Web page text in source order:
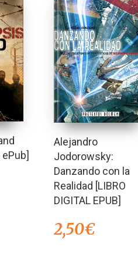
ePub]
Alejandro
Jodorowsky:
Danzando con la
Realidad [LIBRO
DIGITAL EPUB]
2,50€